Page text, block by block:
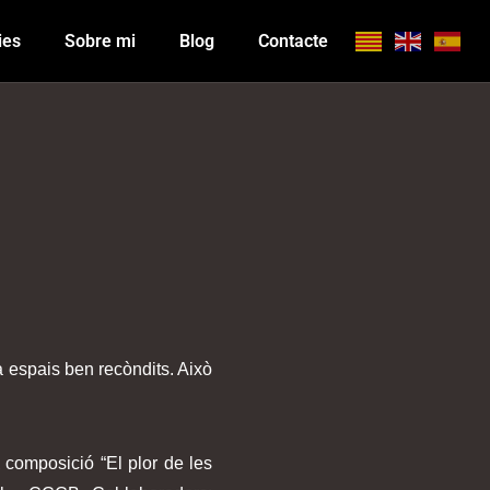
Sobre mi Blog Contacte
espais ben recòndits. Això
“El plor de les